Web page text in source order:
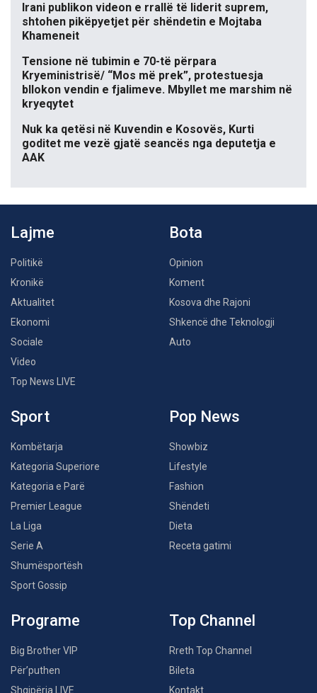
Irani publikon videon e rrallë të liderit suprem,
shtohen pikëpyetjet për shëndetin e Mojtaba
Khameneit
Tensione në tubimin e 70-të përpara
Kryeministrisë/ “Mos më prek”, protestuesja
bllokon vendin e fjalimeve. Mbyllet me marshim në
kryeqytet
Nuk ka qetësi në Kuvendin e Kosovës, Kurti
goditet me vezë gjatë seancës nga deputetja e
AAK
Lajme
Politikë
Kronikë
Aktualitet
Ekonomi
Sociale
Video
Top News LIVE
Bota
Opinion
Koment
Kosova dhe Rajoni
Shkencë dhe Teknologji
Auto
Sport
Kombëtarja
Kategoria Superiore
Kategoria e Parë
Premier League
La Liga
Serie A
Shumësportësh
Sport Gossip
Pop News
Showbiz
Lifestyle
Fashion
Shëndeti
Dieta
Receta gatimi
Programe
Big Brother VIP
Për’puthen
Shqipëria LIVE
Top Channel
Rreth Top Channel
Bileta
Kontakt